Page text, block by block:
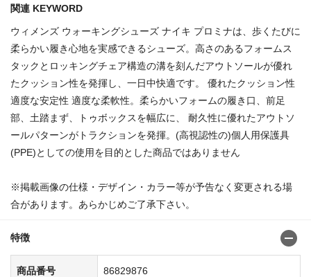
関連 KEYWORD
ウィメンズ ウォーキングシューズ ナイキ プロミナは、歩くたびに
柔らかい履き心地を実感できるシューズ。高さのあるフォームス
タックとロッキングチェア構造の溝を刻んだアウトソールが優れ
たクッション性を発揮し、一日中快適です。 優れたクッション性
適度な安定性 適度な柔軟性。柔らかいフォームの履き口、前足
部、土踏まず、トゥボックスを幅広に、 耐久性に優れたアウトソ
ールパターンがトラクションを発揮。(高視認性の)個人用保護具
(PPE)としての使用を目的とした商品ではありません
※掲載画像の仕様・デザイン・カラー等が予告なく変更される場
合があります。あらかじめご了承下さい。
特徴
商品番号 86829876